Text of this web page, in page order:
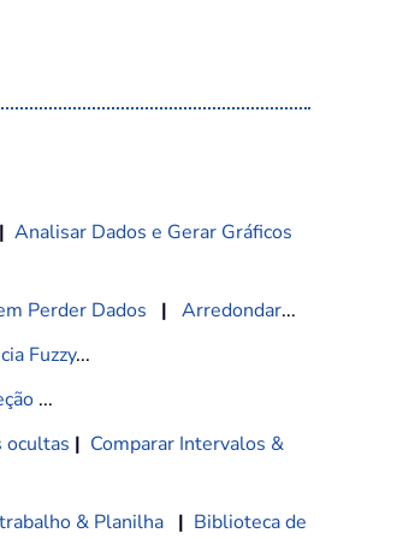
| Analisar Dados e Gerar Gráficos
Perder Dados | Arredondar...
Fuzzy...
...
ocultas | Comparar Intervalos &
& Planilha | Biblioteca de